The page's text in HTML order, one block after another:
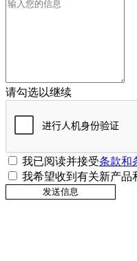
请勾选以继续
我已阅读并接受条款和
我希望收到有关新产品